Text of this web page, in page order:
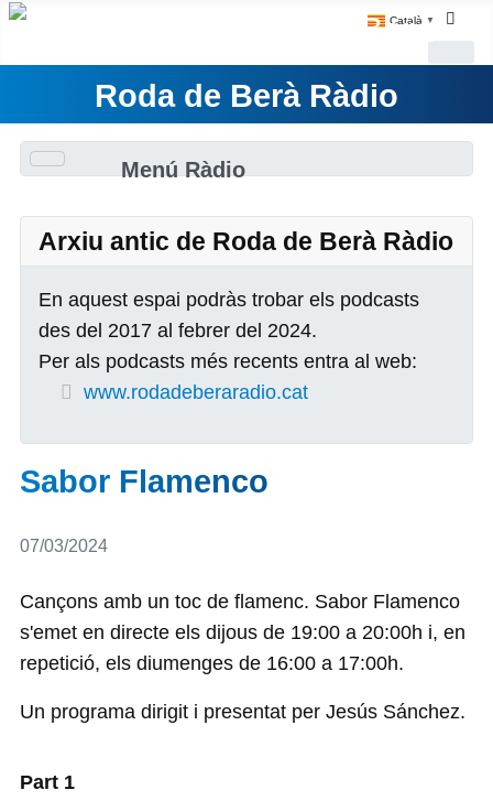
Català ▼
Roda de Berà Ràdio
Menú Ràdio
Arxiu antic de Roda de Berà Ràdio
En aquest espai podràs trobar els podcasts
des del 2017 al febrer del 2024.
Per als podcasts més recents entra al web:
www.rodadeberaradio.cat
Sabor Flamenco
Detalls
07/03/2024
Cançons amb un toc de flamenc. Sabor Flamenco
s'emet en directe els dijous de 19:00 a 20:00h i, en
repetició, els diumenges de 16:00 a 17:00h.
Un programa dirigit i presentat per Jesús Sánchez.
Part 1